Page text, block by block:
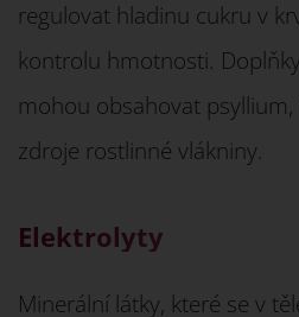
regulovat hladinu cukru v
kontrolu hmotnosti.
mohou obsahovat
zdroje rostlinné vlákniny.
Elektrolyty
Minerální látky, které se v